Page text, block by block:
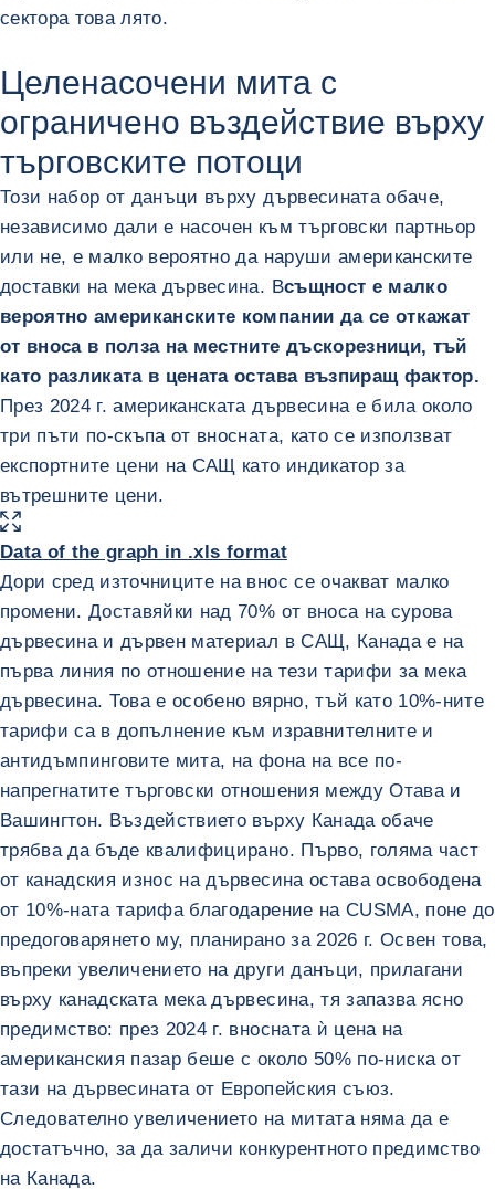
сектора това лято.
Целенасочени мита с
ограничено въздействие върху
търговските потоци
Този набор от данъци върху дървесината обаче,
независимо дали е насочен към търговски партньор
или не, е малко вероятно да наруши американските
доставки на мека дървесина. Всъщност е малко
вероятно американските компании да се откажат
от вноса в полза на местните дъскорезници, тъй
като разликата в цената остава възпиращ фактор.
През 2024 г. американската дървесина е била около
три пъти по-скъпа от вносната, като се използват
експортните цени на САЩ като индикатор за
вътрешните цени.
УГОЛЕМИ ИЗОБРАЖЕНИЕТО
Data of the graph in .xls format
Дори сред източниците на внос се очакват малко
промени. Доставяйки над 70% от вноса на сурова
дървесина и дървен материал в САЩ, Канада е на
първа линия по отношение на тези тарифи за мека
дървесина. Това е особено вярно, тъй като 10%-ните
тарифи са в допълнение към изравнителните и
антидъмпинговите мита, на фона на все по-
напрегнатите търговски отношения между Отава и
Вашингтон. Въздействието върху Канада обаче
трябва да бъде квалифицирано. Първо, голяма част
от канадския износ на дървесина остава освободена
от 10%-ната тарифа благодарение на CUSMA, поне до
предоговарянето му, планирано за 2026 г. Освен това,
въпреки увеличението на други данъци, прилагани
върху канадската мека дървесина, тя запазва ясно
предимство: през 2024 г. вносната ѝ цена на
американския пазар беше с около 50% по-ниска от
тази на дървесината от Европейския съюз.
Следователно увеличението на митата няма да е
достатъчно, за да заличи конкурентното предимство
на Канада.